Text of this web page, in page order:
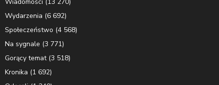
Wydarzenia (6 692)
Społeczeństwo (4 568)
Na sygnale (3 771)
Gorący temat(3 518)
Kronika (1 692)